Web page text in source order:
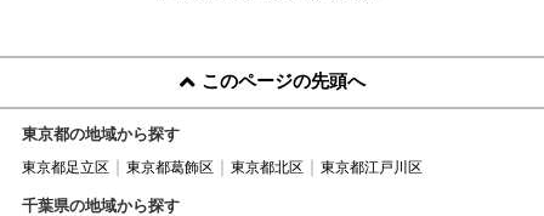
このページの先頭へ
東京都の地域から探す
東京都足立区 東京都葛飾区 東京都北区 東京都江戸川区
千葉県の地域から探す